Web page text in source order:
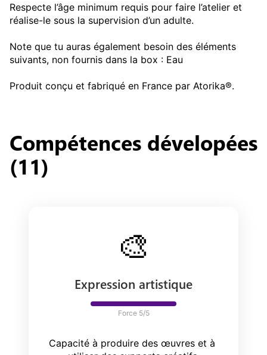
Respecte l’âge minimum requis pour faire l’atelier et
réalise-le sous la supervision d’un adulte.
Note que tu auras également besoin des éléments
suivants, non fournis dans la box : Eau
Produit conçu et fabriqué en France par Atorika®.
Compétences dévelopées
dans Initiation à l'art
(11)
🎨
Expression artistique
Force 5/5
Capacité à produire des œuvres et à